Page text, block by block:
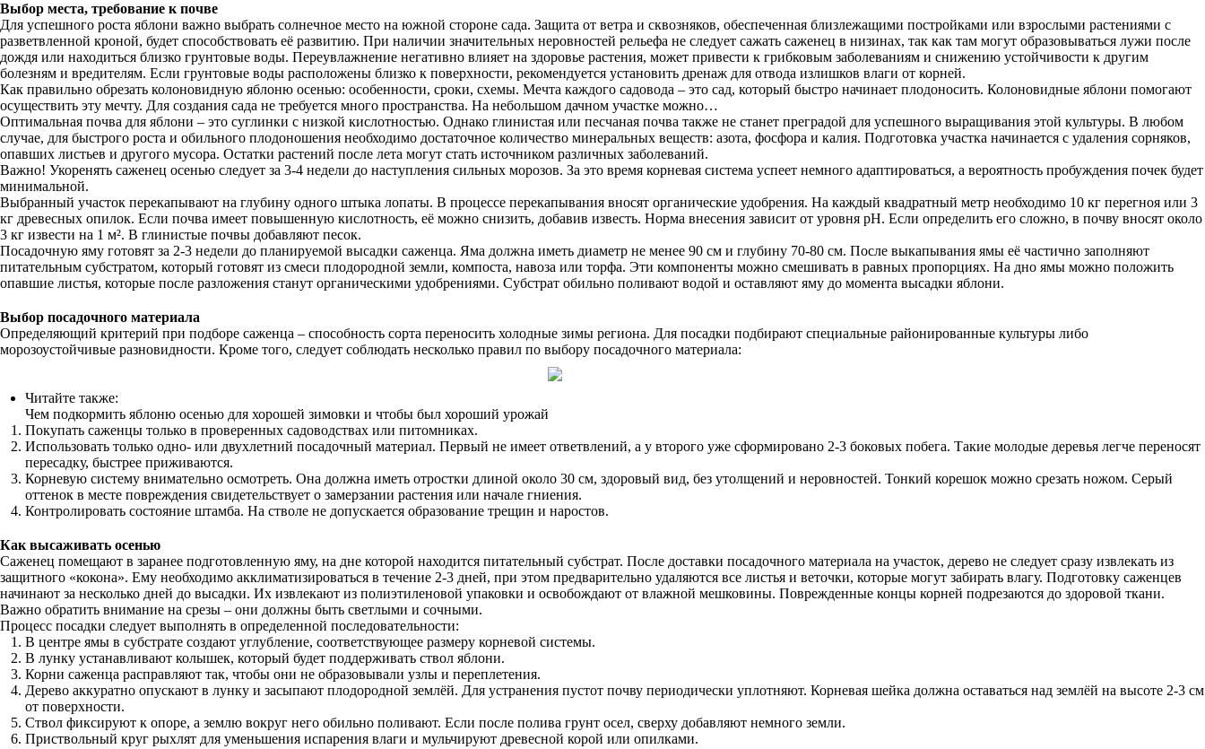
Выбор места, требование к почве
Для успешного роста яблони важно выбрать солнечное место на южной стороне сада. Защита от ветра и сквозняков, обеспеченная близлежащими постройками или взрослыми растениями с
разветвленной кроной, будет способствовать её развитию. При наличии значительных неровностей рельефа не следует сажать саженец в низинах, так как там могут образовываться лужи после
дождя или находиться близко грунтовые воды. Переувлажнение негативно влияет на здоровье растения, может привести к грибковым заболеваниям и снижению устойчивости к другим
болезням и вредителям. Если грунтовые воды расположены близко к поверхности, рекомендуется установить дренаж для отвода излишков влаги от корней.
Как правильно обрезать колоновидную яблоню осенью: особенности, сроки, схемы. Мечта каждого садовода – это сад, который быстро начинает плодоносить. Колоновидные яблони помогают
осуществить эту мечту. Для создания сада не требуется много пространства. На небольшом дачном участке можно…
Оптимальная почва для яблони – это суглинки с низкой кислотностью. Однако глинистая или песчаная почва также не станет преградой для успешного выращивания этой культуры. В любом
случае, для быстрого роста и обильного плодоношения необходимо достаточное количество минеральных веществ: азота, фосфора и калия. Подготовка участка начинается с удаления сорняков,
опавших листьев и другого мусора. Остатки растений после лета могут стать источником различных заболеваний.
Важно! Укоренять саженец осенью следует за 3-4 недели до наступления сильных морозов. За это время корневая система успеет немного адаптироваться, а вероятность пробуждения почек будет
минимальной.
Выбранный участок перекапывают на глубину одного штыка лопаты. В процессе перекапывания вносят органические удобрения. На каждый квадратный метр необходимо 10 кг перегноя или 3
кг древесных опилок. Если почва имеет повышенную кислотность, её можно снизить, добавив известь. Норма внесения зависит от уровня pH. Если определить его сложно, в почву вносят около
3 кг извести на 1 м². В глинистые почвы добавляют песок.
Посадочную яму готовят за 2-3 недели до планируемой высадки саженца. Яма должна иметь диаметр не менее 90 см и глубину 70-80 см. После выкапывания ямы её частично заполняют
питательным субстратом, который готовят из смеси плодородной земли, компоста, навоза или торфа. Эти компоненты можно смешивать в равных пропорциях. На дно ямы можно положить
опавшие листья, которые после разложения станут органическими удобрениями. Субстрат обильно поливают водой и оставляют яму до момента высадки яблони.
Выбор посадочного материала
Определяющий критерий при подборе саженца – способность сорта переносить холодные зимы региона. Для посадки подбирают специальные районированные культуры либо
морозоустойчивые разновидности. Кроме того, следует соблюдать несколько правил по выбору посадочного материала:
Читайте также:
Чем подкормить яблоню осенью для хорошей зимовки и чтобы был хороший урожай
Покупать саженцы только в проверенных садоводствах или питомниках.
Использовать только одно- или двухлетний посадочный материал. Первый не имеет ответвлений, а у второго уже сформировано 2-3 боковых побега. Такие молодые деревья легче переносят
пересадку, быстрее приживаются.
Корневую систему внимательно осмотреть. Она должна иметь отростки длиной около 30 см, здоровый вид, без утолщений и неровностей. Тонкий корешок можно срезать ножом. Серый
оттенок в месте повреждения свидетельствует о замерзании растения или начале гниения.
Контролировать состояние штамба. На стволе не допускается образование трещин и наростов.
Как высаживать осенью
Саженец помещают в заранее подготовленную яму, на дне которой находится питательный субстрат. После доставки посадочного материала на участок, дерево не следует сразу извлекать из
защитного «кокона». Ему необходимо акклиматизироваться в течение 2-3 дней, при этом предварительно удаляются все листья и веточки, которые могут забирать влагу. Подготовку саженцев
начинают за несколько дней до высадки. Их извлекают из полиэтиленовой упаковки и освобождают от влажной мешковины. Поврежденные концы корней подрезаются до здоровой ткани.
Важно обратить внимание на срезы – они должны быть светлыми и сочными.
Процесс посадки следует выполнять в определенной последовательности:
В центре ямы в субстрате создают углубление, соответствующее размеру корневой системы.
В лунку устанавливают колышек, который будет поддерживать ствол яблони.
Корни саженца расправляют так, чтобы они не образовывали узлы и переплетения.
Дерево аккуратно опускают в лунку и засыпают плодородной землёй. Для устранения пустот почву периодически уплотняют. Корневая шейка должна оставаться над землёй на высоте 2-3 см
от поверхности.
Ствол фиксируют к опоре, а землю вокруг него обильно поливают. Если после полива грунт осел, сверху добавляют немного земли.
Приствольный круг рыхлят для уменьшения испарения влаги и мульчируют древесной корой или опилками.